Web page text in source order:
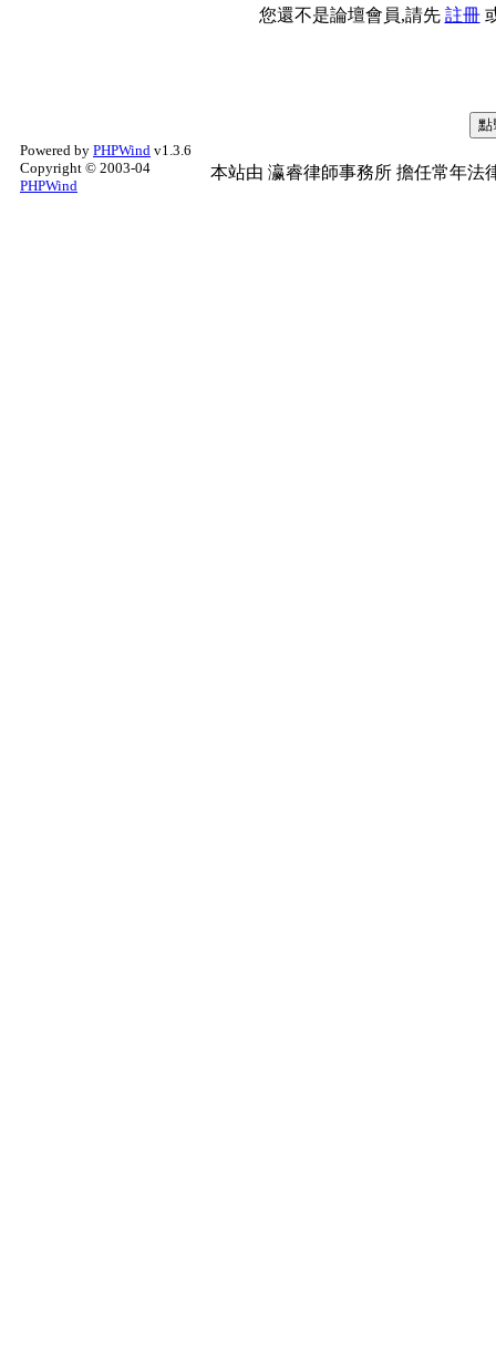
您還不是論壇會員,請先 註冊
Powered by PHPWind v1.3.6
Copyright © 2003-04
PHPWind
本站由 瀛睿律師事務所 擔任常年法